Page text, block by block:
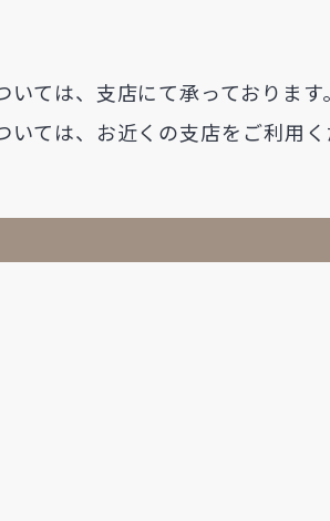
ては、支店にて承っております。
ては、お近くの支店をご利用く